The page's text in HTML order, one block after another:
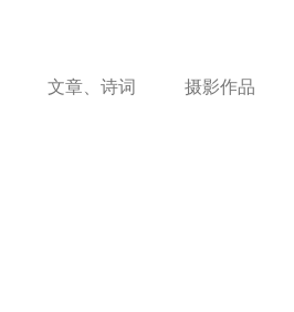
文章、诗词 摄影作品